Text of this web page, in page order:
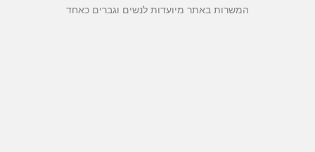
המשרות באתר מיועדות לנשים וגברים כאחד